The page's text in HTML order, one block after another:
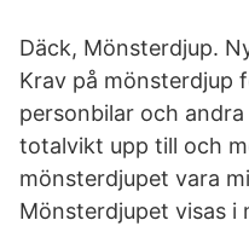
Däck, Mönsterdjup.
Krav på mönsterdjup
personbilar och
totalvikt upp till och
mönsterdjupet vara
Mönsterdjupet visas i